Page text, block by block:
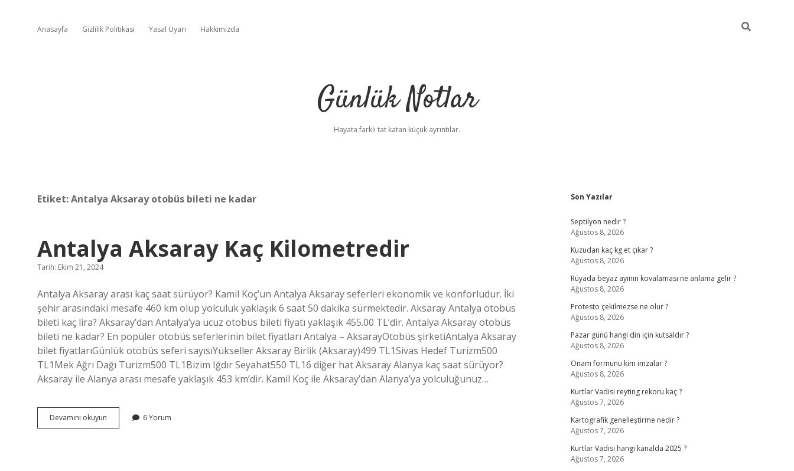
Anasayfa Gizlilik Politikası Yasal Uyarı Hakkımızda
Günlük Notlar
Hayata farklı tat katan küçük ayrıntılar.
Etiket:Antalya Aksaray otobüs bileti ne kadar
Antalya Aksaray Kaç Kilometredir
Tarih: Ekim 21, 2024
Antalya Aksaray arası kaç saat sürüyor? Kamil Koç’un Antalya Aksaray seferleri ekonomik ve konforludur. İki
şehir arasındaki mesafe 460 km olup yolculuk yaklaşık 6 saat 50 dakika sürmektedir. Aksaray Antalya otobüs
bileti kaç lira? Aksaray’dan Antalya’ya ucuz otobüs bileti fiyatı yaklaşık 455.00 TL’dir. Antalya Aksaray otobüs
bileti ne kadar? En popüler otobüs seferlerinin bilet fiyatları Antalya – AksarayOtobüs şirketiAntalya Aksaray
bilet fiyatlarıGünlük otobüs seferi sayısıYükseller Aksaray Birlik (Aksaray)499 TL1Sivas Hedef Turizm500
TL1Mek Ağrı Dağı Turizm500 TL1Bizim Iğdır Seyahat550 TL16 diğer hat Aksaray Alanya kaç saat sürüyor?
Aksaray ile Alanya arası mesafe yaklaşık 453 km’dir. Kamil Koç ile Aksaray’dan Alanya’ya yolculuğunuz…
Devamını okuyun
Aksaray
6 Yorum
Sidebar
Son Yazılar
Septilyon nedir ?
Ağustos 8, 2026
Kuzudan kaç kg et çıkar ?
Ağustos 8, 2026
Rüyada beyaz ayının kovalaması ne anlama gelir ?
Ağustos 8, 2026
Protesto çekilmezse ne olur ?
Ağustos 8, 2026
Pazar günü hangi din için kutsaldır ?
Ağustos 8, 2026
Onam formunu kim imzalar ?
Ağustos 8, 2026
Kurtlar Vadisi reyting rekoru kaç ?
Ağustos 7, 2026
Kartografik genelleştirme nedir ?
Ağustos 7, 2026
Kurtlar Vadisi hangi kanalda 2025 ?
Ağustos 7, 2026